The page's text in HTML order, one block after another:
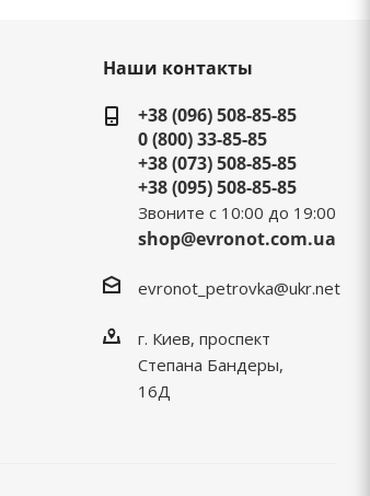
Наши контакты
+38 (096) 508-85-85
0 (800) 33-85-85
+38 (073) 508-85-85
+38 (095) 508-85-85
Звоните с 10:00 до 19:00
shop@evronot.com.ua
evronot_petrovka@ukr.net
г. Киев, проспект
Степана Бандеры,
16Д